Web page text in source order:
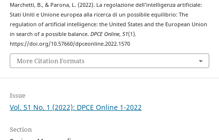
Marchetti, B., & Parona, L. (2022). La regolazione dell’intelligenza artificiale:
Stati Uniti e Unione europea alla ricerca di un possibile equilibrio: The
regulation of artificial intelligence: the United States and the European Union
in search of a possible balance. DPCE Online, 51(1).
https://doi.org/10.57660/dpceonline.2022.1570
More Citation Formats
Issue
Vol. 51 No. 1 (2022): DPCE Online 1-2022
Section